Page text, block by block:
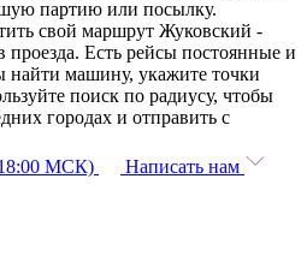
партию или посылку.
свой маршрут Жуковский -
проезда. Есть рейсы постоянные и
найти машину, укажите точки
поиск по радиусу, чтобы
городах и отправить с
18:00 МСК)
Написать нам